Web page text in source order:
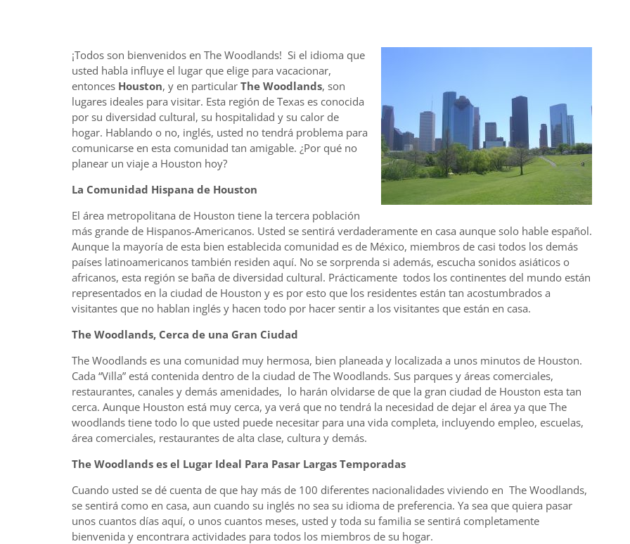
¡Todos son bienvenidos en The Woodlands! Si el idioma que
usted habla influye el lugar que elige para vacacionar,
entonces Houston, y en particular The Woodlands, son
lugares ideales para visitar. Esta región de Texas es conocida
por su diversidad cultural, su hospitalidad y su calor de
hogar. Hablando o no, inglés, usted no tendrá problema para
comunicarse en esta comunidad tan amigable. ¿Por qué no
planear un viaje a Houston hoy?
La Comunidad Hispana de Houston
El área metropolitana de Houston tiene la tercera población
más grande de Hispanos-Americanos. Usted se sentirá verdaderamente en casa aunque solo hable español.
Aunque la mayoría de esta bien establecida comunidad es de México, miembros de casi todos los demás
países latinoamericanos también residen aquí. No se sorprenda si además, escucha sonidos asiáticos o
africanos, esta región se baña de diversidad cultural. Prácticamente todos los continentes del mundo están
representados en la ciudad de Houston y es por esto que los residentes están tan acostumbrados a
visitantes que no hablan inglés y hacen todo por hacer sentir a los visitantes que están en casa.
The Woodlands, Cerca de una Gran Ciudad
The Woodlands es una comunidad muy hermosa, bien planeada y localizada a unos minutos de Houston.
Cada “Villa” está contenida dentro de la ciudad de The Woodlands. Sus parques y áreas comerciales,
restaurantes, canales y demás amenidades, lo harán olvidarse de que la gran ciudad de Houston esta tan
cerca. Aunque Houston está muy cerca, ya verá que no tendrá la necesidad de dejar el área ya que The
woodlands tiene todo lo que usted puede necesitar para una vida completa, incluyendo empleo, escuelas,
área comerciales, restaurantes de alta clase, cultura y demás.
The Woodlands es el Lugar Ideal Para Pasar Largas Temporadas
Cuando usted se dé cuenta de que hay más de 100 diferentes nacionalidades viviendo en The Woodlands,
se sentirá como en casa, aun cuando su inglés no sea su idioma de preferencia. Ya sea que quiera pasar
unos cuantos días aquí, o unos cuantos meses, usted y toda su familia se sentirá completamente
bienvenida y encontrara actividades para todos los miembros de su hogar.